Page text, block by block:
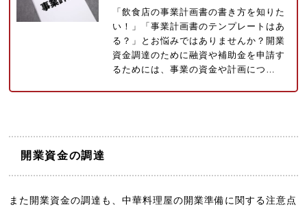
「飲食店の事業計画書の書き方を知りた
い！」「事業計画書のテンプレートはあ
る？」とお悩みではありませんか？開業
資金調達のために融資や補助金を申請す
るためには、事業の資金や計画につ…
開業資金の調達
また開業資金の調達も、中華料理屋の開業準備に関する注意点